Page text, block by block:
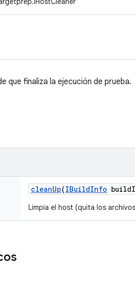
que finaliza la ejecución de prueba.
cleanUp(IBuildInfo build
Limpia el host (quita los